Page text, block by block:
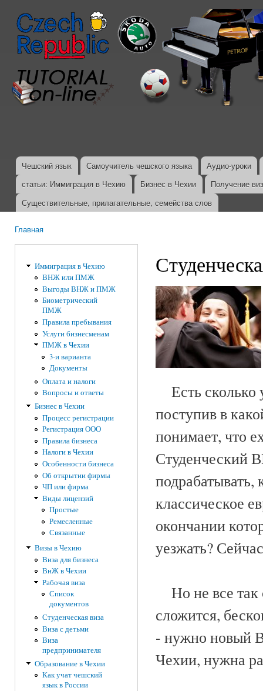
Главное меню
Чешский язык Самоучитель чешского языка
Аудио-уроки
статьи: Иммиграция в Чехию
Бизнес в Чехии
Получение
Существительные, прилагательные, семейства слов
Главная
Иммиграция в Чехию
ВНЖ или ПМЖ
Выгоды ВНЖ и ПМЖ
Биометрический
ПМЖ
Правила пребывания
Услуги бизнесменам
ПМЖ в Чехии
3-и варианта
Документы
Оплата и налоги
Вопросы и ответы
Бизнес в Чехии
Процесс регистрации
Регистрация ООО
Правила бизнеса
Налоги в Чехии
Особенности бизнеса
Об открытии фирмы
ЧП или фирма
Виды лицензий
Простые
Ремесленные
Связанные
Визы в Чехию
Виза для бизнеса
ВнЖ в Чехии
Рабочая виза
Список
документов
Студенческая виза
Виза с детьми
Виза
предпринимателя
Образование в Чехии
Как учат чешский
язык в России
Есть сколько
поступив в
понимает, что
Студенческий
подрабатывать,
классическое
окончании
уезжать?
Но не все так
сложится,
- нужно новый
Чехии, нужна